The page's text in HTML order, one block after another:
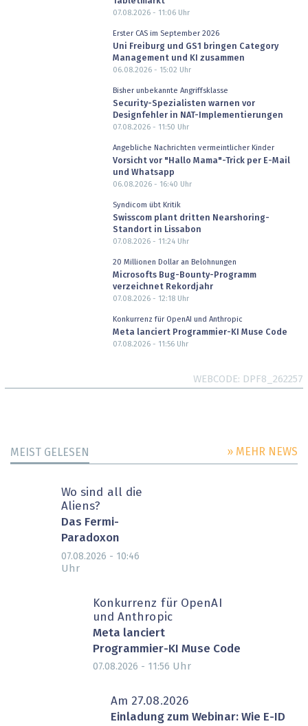
07.08.2026 - 11:06Uhr
Erster CAS im September 2026
Uni Freiburg und GS1 bringen Category
Management und KI zusammen
06.08.2026 - 15:02 Uhr
Bisher unbekannte Angriffsklasse
Security-Spezialisten warnen vor
Designfehler in NAT-Implementierungen
07.08.2026 - 11:50 Uhr
Angebliche Nachrichten vermeintlicher Kinder
Vorsicht vor "Hallo Mama"-Trick per E-Mail
und Whatsapp
06.08.2026 - 16:40 Uhr
Syndicom übt Kritik
Swisscom plant dritten Nearshoring-
Standort in Lissabon
07.08.2026 - 11:24Uhr
20 Millionen Dollar an Belohnungen
Microsofts Bug-Bounty-Programm
verzeichnet Rekordjahr
07.08.2026 - 12:18Uhr
Konkurrenz für OpenAI und Anthropic
Meta lanciert Programmier-KI Muse Code
07.08.2026 - 11:56Uhr
WEBCODE DPF8_262257
MEIST GELESEN » MEHR NEWS
Wo sind all die
Aliens?
Das Fermi-
Paradoxon
07.08.2026 - 10:46
Uhr
Konkurrenz für OpenAI
und Anthropic
Meta lanciert
Programmier-KI Muse Code
07.08.2026 - 11:56 Uhr
Am 27.08.2026
Einladung zum Webinar: Wie E-ID